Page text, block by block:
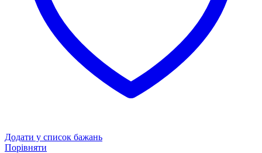
Додати у список бажань
Порівняти